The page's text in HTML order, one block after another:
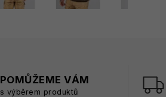
POMŮŽEME VÁM
s výběrem produktů